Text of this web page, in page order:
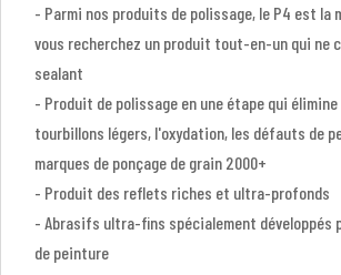
- Parmi nos produits de polissage, le P4 est la
vous recherchez un produit tout-en-un qui ne
sealant
- Produit de polissage en une étape qui
tourbillons légers, l'oxydation, les défauts de
marques de ponçage de grain 2000+
- Produit des reflets riches et ultra-profonds
- Abrasifs ultra-fins spécialement développés
de peinture